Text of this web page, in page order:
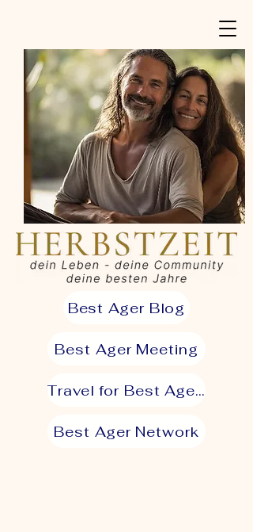
Best Ager Blog
Best Ager Meeting
Travel for Best Agers
Best Ager Network